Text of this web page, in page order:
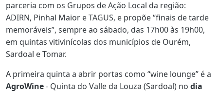
parceria com os Grupos de Ação Local da região:
ADIRN, Pinhal Maior e TAGUS, e propõe “finais de tarde
memoráveis”, sempre ao sábado, das 17h00 às 19h00,
em quintas vitivinícolas dos municípios de Ourém,
Sardoal e Tomar.
A primeira quinta a abrir portas como “wine lounge” é a
AgroWine- Quinta do Valle da Louza (Sardoal) no dia